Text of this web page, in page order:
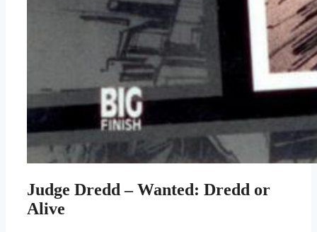
Judge Dredd – Wanted: Dredd or
Alive